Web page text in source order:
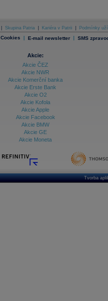
Skupina Patria Kariéra v Patrii Podmínky
Cookies | E-mail newsletter | SMS
Akcie:
Akcie ČEZ
Akcie NWR
Akcie Komerční banka
Akcie Erste Bank
Akcie O2
Akcie Kofola
Akcie Apple
Akcie Facebook
Akcie BMW
Akcie GE
Akcie Moneta
Tvorba